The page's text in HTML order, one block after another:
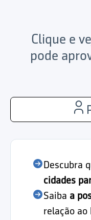
Clique e
pode
Descubra
cidades
Saiba a
relação ao